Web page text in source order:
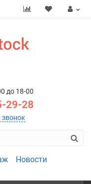
до 18-00
29-28
Новости